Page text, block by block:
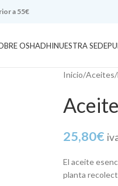
a 55€
OSHADHINUESTRA SEDE
Inicio/Aceites/
25,80€
El aceite
planta